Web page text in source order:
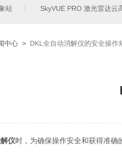
站 SkyVUE PRO 激光雷达云
中心> DKL全自动消解仪的安全操作
仪时，为确保操作安全和获得准